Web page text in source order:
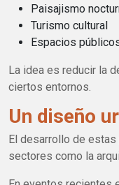
Paisajismo
Turismo cultural
Espacios
La idea es reducir la
ciertos entornos.
Un diseño
El desarrollo de
sectores como la